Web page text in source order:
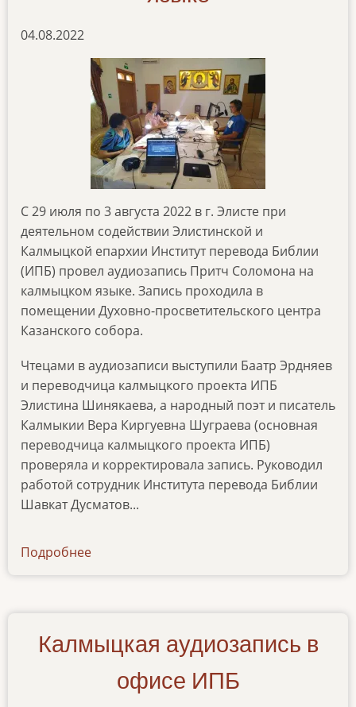
04.08.2022
C 29 июля по 3 августа 2022 в г. Элисте при
деятельном содействии Элистинской и
Калмыцкой епархии Институт перевода Библии
(ИПБ) провел аудиозапись Притч Соломона на
калмыцком языке. Запись проходила в
помещении Духовно-просветительского центра
Казанского собора.
Чтецами в аудиозаписи выступили Баатр Эрдняев
и переводчица калмыцкого проекта ИПБ
Элистина Шинякаева, а народный поэт и писатель
Калмыкии Вера Киргуевна Шуграева (основная
переводчица калмыцкого проекта ИПБ)
проверяла и корректировала запись. Руководил
работой сотрудник Института перевода Библии
Шавкат Дусматов...
Подробнее
Калмыцкая аудиозапись в
офисе ИПБ